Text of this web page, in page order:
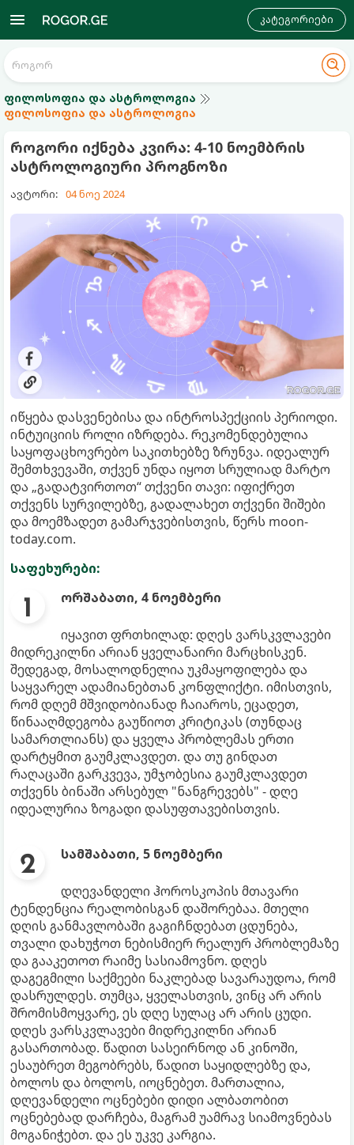
კატეგორიები
ფილოსოფია და ასტროლოგია
ფილოსოფია და ასტროლოგია
როგორი იქნება კვირა: 4-10 ნოემბრის
ასტროლოგიური პროგნოზი
ავტორი: 04 ნოე 2024
იწყება დასვენებისა და ინტროსპექციის პერიოდი.
ინტუიციის როლი იზრდება. რეკომენდებულია
საყოფაცხოვრებო საკითხებზე ზრუნვა. იდეალურ
შემთხვევაში, თქვენ უნდა იყოთ სრულიად მარტო
და „გადატვირთოთ“ თქვენი თავი: იფიქრეთ
თქვენს სურვილებზე, გადალახეთ თქვენი შიშები
და მოემზადეთ გამარჯვებისთვის, წერს moon-
today.com.
საფეხურები:
ორშაბათი, 4 ნოემბერი
იყავით ფრთხილად: დღეს ვარსკვლავები
მიდრეკილნი არიან ყველანაირი მარცხისკენ.
შედეგად, მოსალოდნელია უკმაყოფილება და
საყვარელ ადამიანებთან კონფლიქტი. იმისთვის,
რომ დღემ მშვიდობიანად ჩაიაროს, ეცადეთ,
წინააღმდეგობა გაუწიოთ კრიტიკას (თუნდაც
სამართლიანს) და ყველა პრობლემას ერთი
დარტყმით გაუმკლავდეთ. და თუ გინდათ
რაღაცაში გარკვევა, უმჯობესია გაუმკლავდეთ
თქვენს ბინაში არსებულ "ნანგრევებს" - დღე
იდეალურია ზოგადი დასუფთავებისთვის.
სამშაბათი, 5 ნოემბერი
დღევანდელი ჰოროსკოპის მთავარი
ტენდენცია რეალობისგან დაშორებაა. მთელი
დღის განმავლობაში გაგიჩნდებათ ცდუნება,
თვალი დახუჭოთ ნებისმიერ რეალურ პრობლემაზე
და გააკეთოთ რაიმე სასიამოვნო. დღეს
დაგეგმილი საქმეები ნაკლებად სავარაუდოა, რომ
დასრულდეს. თუმცა, ყველასთვის, ვინც არ არის
შრომისმოყვარე, ეს დღე სულაც არ არის ცუდი.
დღეს ვარსკვლავები მიდრეკილნი არიან
გასართობად. წადით სასეირნოდ ან კინოში,
ესაუბრეთ მეგობრებს, წადით საყიდლებზე და,
ბოლოს და ბოლოს, იოცნებეთ. მართალია,
დღევანდელი ოცნებები დიდი ალბათობით
ოცნებებად დარჩება, მაგრამ უამრავ სიამოვნებას
მოგანიჭებთ. და ეს უკვე კარგია.